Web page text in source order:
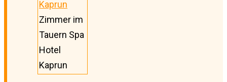
Zimmer im
Tauern Spa
Hotel
Kaprun